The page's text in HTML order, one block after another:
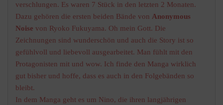
verschlungen. Es waren 7 Stück in den letzten 2 Monaten.
Dazu gehören die ersten beiden Bände von Anonymous
Noise von Ryoko Fukuyama. Oh mein Gott. Die
Zeichnungen sind wunderschön und auch die Story ist so
gefühlvoll und liebevoll ausgearbeitet. Man fühlt mit den
Protagonisten mit und wow. Ich finde den Manga wirklich
gut bisher und hoffe, dass es auch in den Folgebänden so
bleibt.
In dem Manga geht es um Nino, die ihren langjährigen